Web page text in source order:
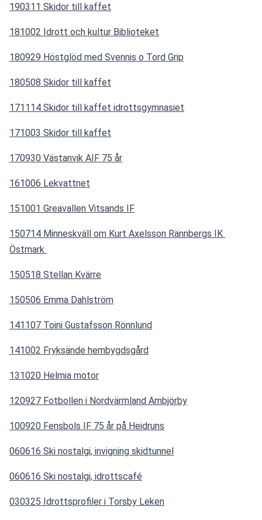
190311 Skidor till kaffet
181002 Idrott och kultur Biblioteket
180929 Höstglöd med Svennis o Tord Grip
180508 Skidor till kaffet
171114 Skidor till kaffet idrottsgymnasiet
171003 Skidor till kaffet
170930 Västanvik AIF 75 år
161006 Lekvattnet
151001 Greavallen Vitsands IF
150714 Minneskväll om Kurt Axelsson Rännbergs IK
Östmark
150518 Stellan Kvärre
150506 Emma Dahlström
141107 Toini Gustafsson Rönnlund
141002 Fryksände hembygdsgård
131020 Helmia motor
120927 Fotbollen i Nordvärmland Ambjörby
100920 Fensbols IF 75 år på Heidruns
060616 Ski nostalgi, invigning skidtunnel
060616 Ski nostalgi, idrottscafé
030325 Idrottsprofiler i Torsby Leken